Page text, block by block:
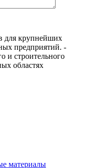
для крупнейших
предприятий. -
и строительного
областях
материалы